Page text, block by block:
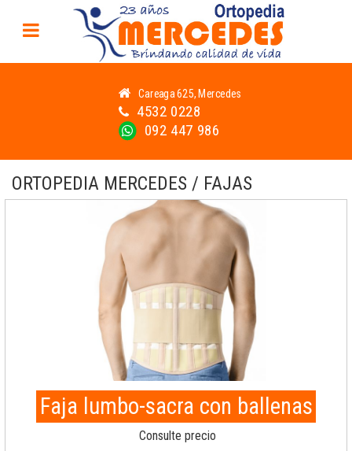
Careaga 625, Mercedes
4532 0228
092 447 986
ORTOPEDIA MERCEDES / FAJAS
Faja lumbo-sacra con ballenas
Consulte precio